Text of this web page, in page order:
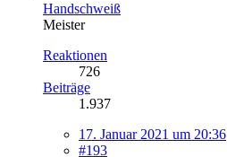
Handschweiß
Meister
Reaktionen
726
Beiträge
1.937
17. Januar 2021 um 20:36
#193